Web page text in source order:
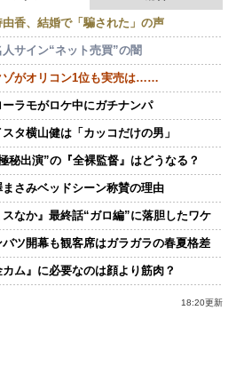
由香、結婚で「騙された」の声
人サイン“ネット売買”の闇
ゾがオリコン1位も実売は……
ーラモがロケ中にガチナンパ
タ横山健は「カッコだけの男」
秘出演”の『全裸監督』はどうなる？
まさみベッドシーン称賛の理由
スなか』最終話“ガロ編”に落胆したワケ
バツ開幕も観客席はガラガラの春夏格差
カム』に必要なのは顔より筋肉？
18:20更新